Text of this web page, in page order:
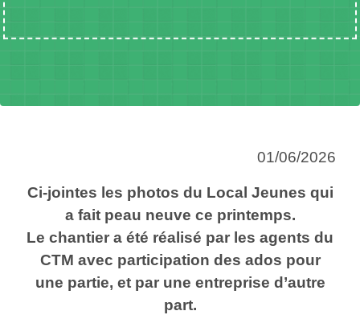
01/06/2026
Ci-jointes les photos du Local Jeunes qui
a fait peau neuve ce printemps.
Le chantier a été réalisé par les agents du
CTM avec participation des ados pour
une partie, et par une entreprise d’autre
part.